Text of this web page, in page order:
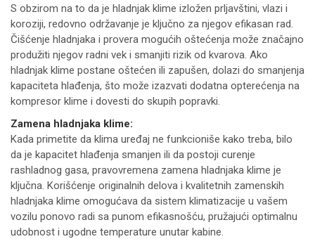
S obzirom na to da je hladnjak klime izložen prljavštini, vlazi i
koroziji, redovno održavanje je ključno za njegov efikasan rad.
Čišćenje hladnjaka i provera mogućih oštećenja može značajno
produžiti njegov radni vek i smanjiti rizik od kvarova. Ako
hladnjak klime postane oštećen ili zapušen, dolazi do smanjenja
kapaciteta hlađenja, što može izazvati dodatna opterećenja na
kompresor klime i dovesti do skupih popravki.
Zamena hladnjaka klime:
Kada primetite da klima uređaj ne funkcioniše kako treba, bilo
da je kapacitet hlađenja smanjen ili da postoji curenje
rashladnog gasa, pravovremena zamena hladnjaka klime je
ključna. Korišćenje originalnih delova i kvalitetnih zamenskih
hladnjaka klime omogućava da sistem klimatizacije u vašem
vozilu ponovo radi sa punom efikasnošću, pružajući optimalnu
udobnost i ugodne temperature unutar kabine.